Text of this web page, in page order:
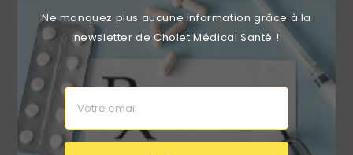
Ne manquez plus aucune information grâce à la
newsletter de Cholet Médical Santé !